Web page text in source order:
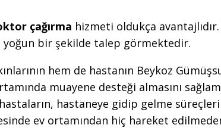
çağırma hizmeti oldukça
yoğun bir şekilde talep görmektedir.
hem de hastanın Beykoz
muayene desteği almasını
hastaların, hastaneye gidip gelme
ev ortamından hiç hareket